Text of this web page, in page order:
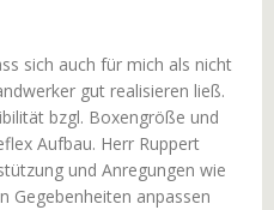
sich auch für mich als nicht
gut realisieren ließ.
bzgl. Boxengröße und
Aufbau. Herr Ruppert
und Anregungen wie
Gegebenheiten anpassen